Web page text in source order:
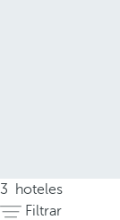
3
hoteles
Filtrar